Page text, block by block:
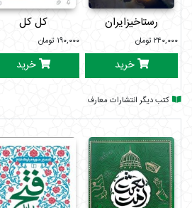
کتاب «رئیس‌جمهوِر تراز ‌انقلاب‌
تلاش‌ها و نتایج کار رئیس جمهوری
وقف خدمت به مردم کرده بود. این
شخصیت برجسته، بلکه گزارشی از یک
رستاخیزایران
۲۴۰,۰۰۰ تومان
خرید
کل کل
۱۹۰,۰۰۰ تومان
خرید
کتب دیگر انتشارات معارف